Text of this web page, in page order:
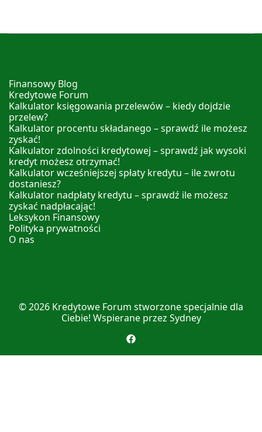
Finansowy Blog
Kredytowe Forum
Kalkulator księgowania przelewów – kiedy dojdzie
przelew?
Kalkulator procentu składanego – sprawdź ile możesz
zyskać!
Kalkulator zdolności kredytowej – sprawdź jak wysoki
kredyt możesz otrzymać!
Kalkulator wcześniejszej spłaty kredytu – ile zwrotu
dostaniesz?
Kalkulator nadpłaty kredytu – sprawdź ile możesz
zyskać nadpłacając!
Leksykon Finansowy
Polityka prywatności
O nas
© 2026 Kredytowe Forum stworzone specjalnie dla
Ciebie! Wspierane przez Sydney